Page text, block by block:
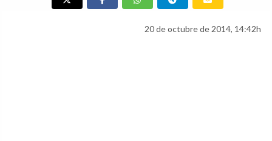
20 de octubre de 2014, 14:42h